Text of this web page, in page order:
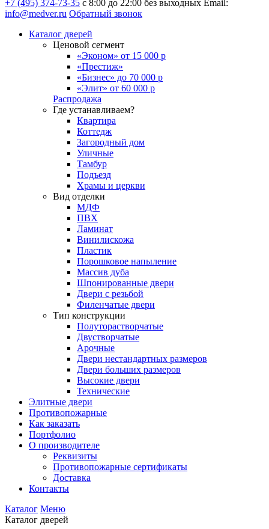
+7 (495) 374-73-35 с 8:00 до 22:00 без выходных Email:
info@medver.ru Обратный звонок
Каталог дверей
Ценовой сегмент
«Эконом» от 15 000 р
«Престиж»
«Бизнес» до 70 000 р
«Элит» от 60 000 р
Распродажа
Где устанавливаем?
Квартира
Коттедж
Загородный дом
Уличные
Тамбур
Подъезд
Храмы и церкви
Вид отделки
МДФ
ПВХ
Ламинат
Винилискожа
Пластик
Порошковое напыление
Массив дуба
Шпонированные двери
Двери с резьбой
Филенчатые двери
Тип конструкции
Полуторастворчатые
Двустворчатые
Арочные
Двери нестандартных размеров
Двери больших размеров
Высокие двери
Технические
Элитные двери
Противопожарные
Как заказать
Портфолио
О производителе
Реквизиты
Противопожарные сертификаты
Доставка
Контакты
Каталог Меню
Каталог дверей